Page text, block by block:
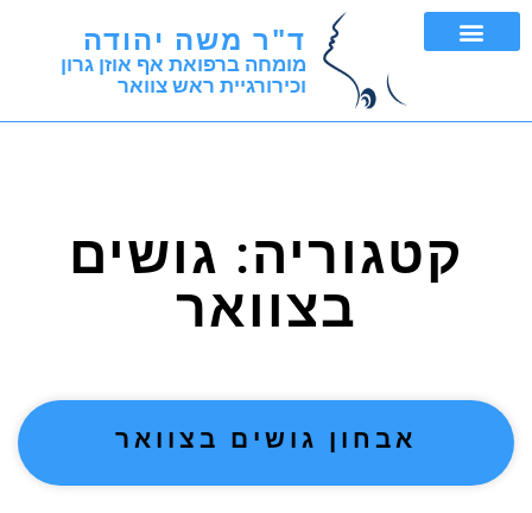
ד"ר משה יהודה
מומחה ברפואת אף אוזן גרון
וכירורגיית ראש צוואר
קטגוריה: גושים
בצוואר
אבחון גושים בצוואר